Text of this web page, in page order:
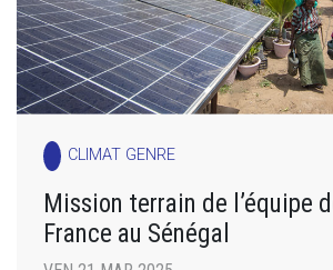
CLIMAT GENRE
Mission terrain de l’équipe
France au Sénégal